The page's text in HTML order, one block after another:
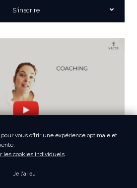
S'inscrire
vous offrir une expérience optimale et
les cookies individuels .
Je l'ai eu !